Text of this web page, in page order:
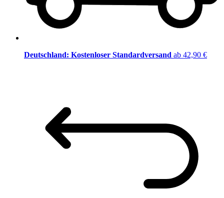
Deutschland: Kostenloser Standardversand ab 42,90 €